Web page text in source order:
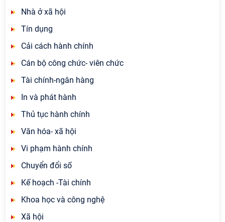
Nhà ở xã hội
Tín dụng
Cải cách hành chính
Cán bộ công chức- viên chức
Tài chính-ngân hàng
In và phát hành
Thủ tục hành chính
Văn hóa- xã hội
Vi phạm hành chính
Chuyển đổi số
Kế hoạch -Tài chính
Khoa học và công nghệ
Xã hội